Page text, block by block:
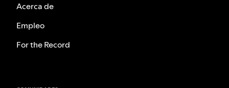
Acerca de
Empleo
For the Record